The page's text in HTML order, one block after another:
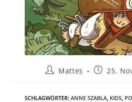
Mattes 25.
SCHLAGWÖRTER: ANNE SZABLA KIDS